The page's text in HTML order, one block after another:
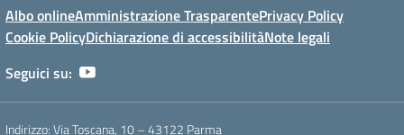
Albo onlineAmministrazione TrasparentePrivacy Policy
Cookie PolicyDichiarazione di accessibilitàNote legali
Seguici su:
Indirizzo:Via Toscana, 10 – 43122 Parma